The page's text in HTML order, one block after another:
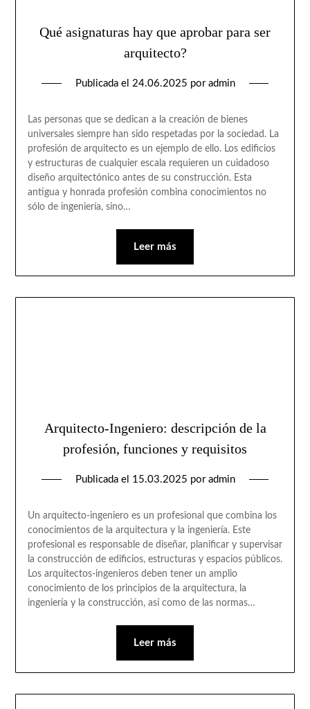
Qué asignaturas hay que aprobar para ser
arquitecto?
Publicada el 24.06.2025 por admin
Las personas que se dedican a la creación de bienes
universales siempre han sido respetadas por la sociedad. La
profesión de arquitecto es un ejemplo de ello. Los edificios
y estructuras de cualquier escala requieren un cuidadoso
diseño arquitectónico antes de su construcción. Esta
antigua y honrada profesión combina conocimientos no
sólo de ingeniería, sino…
Leer más
Arquitecto-Ingeniero: descripción de la
profesión, funciones y requisitos
Publicada el 15.03.2025 por admin
Un arquitecto-ingeniero es un profesional que combina los
conocimientos de la arquitectura y la ingeniería. Este
profesional es responsable de diseñar, planificar y supervisar
la construcción de edificios, estructuras y espacios públicos.
Los arquitectos-ingenieros deben tener un amplio
conocimiento de los principios de la arquitectura, la
ingeniería y la construcción, así como de las normas…
Leer más